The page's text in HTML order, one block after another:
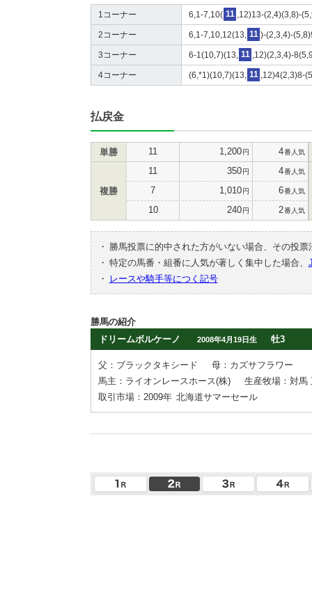
1コーナー 6,1-7,10( 11 ,12)13-(2,4)(3,8)-
2コーナー 6,1-7,10,12(13, 11 )-(2,3,4)-
3コーナー 6-1(10,7)(13, 11 ,12)(2,3,4)-
4コーナー (6,*1)(10,7)(13, 11 ,12)4(2,3)8-
払戻金
単勝 11 1,200円 4番人気
複勝
11 350円 4番人気
7 1,010円 6番人気
10 240円 2番人気
・
勝馬投票に的中された方がいない場合、その投
・ 特定の馬番・組番に人気が著しく集中した場合、
・
レースや騎手等につく記号
勝馬の紹介
ドリームボルケーノ
2008年4月19日生 牡3
父：ブラックタキシード
母：カズサフラワー
馬主：ライオンレースホース(株)
生産牧場：対馬
取引市場：2009年 北海道サマーセール